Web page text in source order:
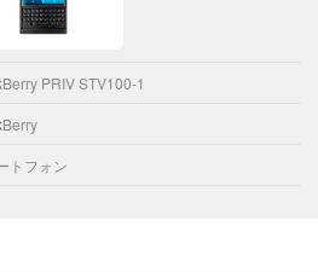
PRIV STV100-1
トフォン